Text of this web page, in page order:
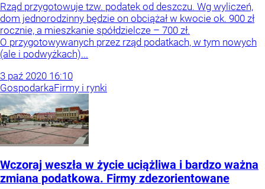
Rząd przygotowuje tzw. podatek od deszczu. Wg wyliczeń,
dom jednorodzinny będzie on obciążał w kwocie ok. 900 zł
rocznie, a mieszkanie spółdzielcze – 700 zł.
O przygotowywanych przez rząd podatkach, w tym nowych
(ale i podwyżkach)...
3 paź 2020 16:10
GospodarkaFirmy i rynki
Wczoraj weszła w życie uciążliwa i bardzo ważna
zmiana podatkowa. Firmy zdezorientowane